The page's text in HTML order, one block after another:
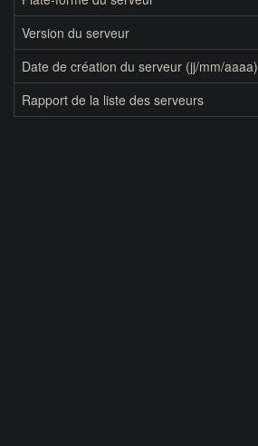
Version du serveur
Date de création du serveur (jj/mm/aaaa)
Rapport de la liste des serveurs